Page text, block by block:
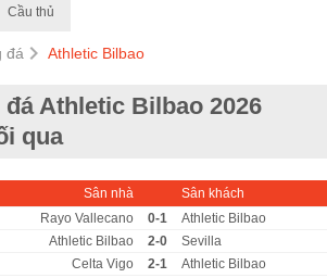
Cầu thủ
đá Athletic Bilbao
Athletic Bilbao 2026
qua
Sân nhà
Sân khách
Rayo Vallecano 0-1
Athletic Bilbao
Athletic Bilbao 2-0
Sevilla
Celta Vigo 2-1
Athletic Bilbao